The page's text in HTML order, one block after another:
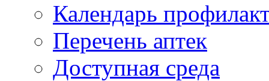
Календарь
Перечень аптек
Доступная среда